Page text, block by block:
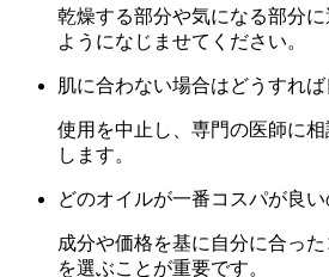
乾燥する部分や気になる部分
ようになじませてください。
肌に合わない場合はどうすれば
使用を中止し、専門の医師に
します。
どのオイルが一番コスパが良い
成分や価格を基に自分に合っ
を選ぶことが重要です。